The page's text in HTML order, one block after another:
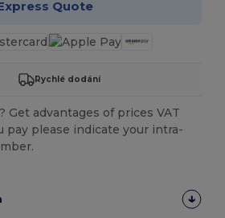
Quote
Rychlé dodání
Get advantages of prices VAT
pay please indicate your intra-